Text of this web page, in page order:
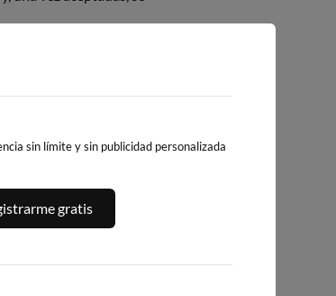
informando
sin límite y sin publicidad personalizada
gratis